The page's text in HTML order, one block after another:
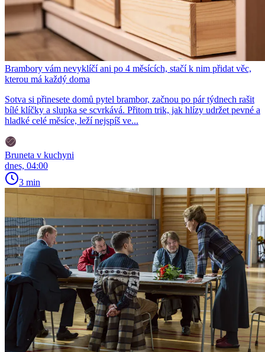
Brambory vám nevyklíčí ani po 4 měsících, stačí k nim přidat věc,
kterou má každý doma
Sotva si přinesete domů pytel brambor, začnou po pár týdnech rašit
bílé klíčky a slupka se scvrkává. Přitom trik, jak hlízy udržet pevné a
hladké celé měsíce, leží nejspíš ve...
Bruneta v kuchyni
dnes, 04:00
3 min